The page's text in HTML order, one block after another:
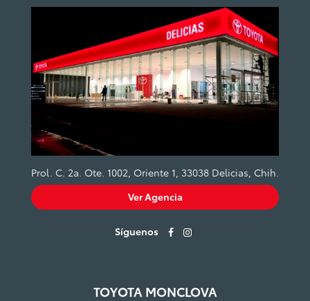
Prol. C. 2a. Ote. 1002, Oriente 1, 33038 Delicias, Chih.
Ver Agencia
Síguenos
TOYOTA MONCLOVA